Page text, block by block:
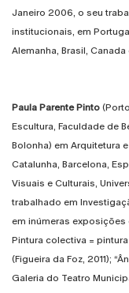
Janeiro 2006, o seu
institucionais, em
Alemanha, Brasil, Canada
Paula Parente Pinto
Escultura, Faculdade de
Bolonha) em Arquitetura
Catalunha, Barcelona,
Visuais e Culturais,
trabalhado em
em inúmeras exposições
Pintura colectiva =
(Figueira da Foz, 2011);
Galeria do Teatro